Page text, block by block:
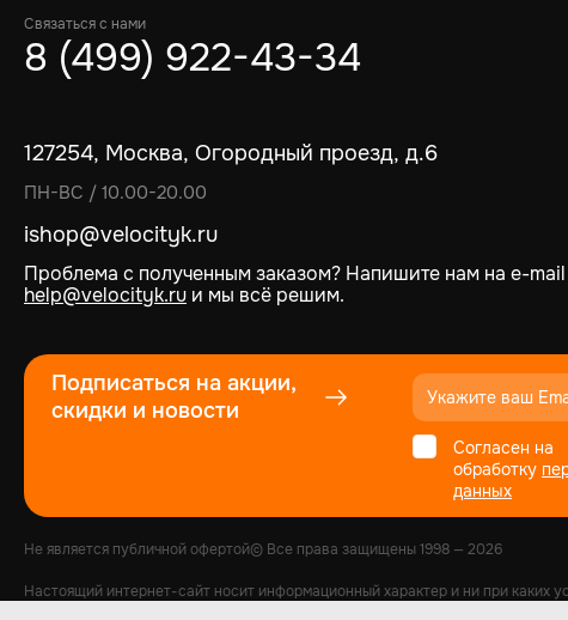
Связаться с нами
8 (499) 922-43-34
127254, Москва, Огородный проезд, д.6
ПН-ВС / 10.00-20.00
ishop@velocityk.ru
Проблема с полученным заказом? Напишите нам на e-mail
help@velocityk.ru и мы всё решим.
Подписаться на акции,
скидки и новости
Согласен на
обработку
данных
Не является публичной офертой© Все права защищены1998 — 2026
Настоящий интернет-сайт носит информационный характер и ни при каких